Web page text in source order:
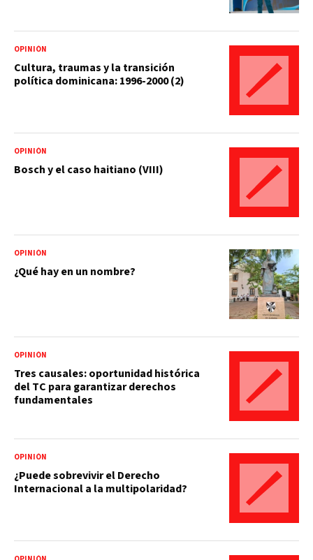
OPINIÓN
Cultura, traumas y la transición
política dominicana: 1996-2000 (2)
OPINIÓN
Bosch y el caso haitiano (VIII)
OPINIÓN
¿Qué hay en un nombre?
OPINIÓN
Tres causales: oportunidad histórica
del TC para garantizar derechos
fundamentales
OPINIÓN
¿Puede sobrevivir el Derecho
Internacional a la multipolaridad?